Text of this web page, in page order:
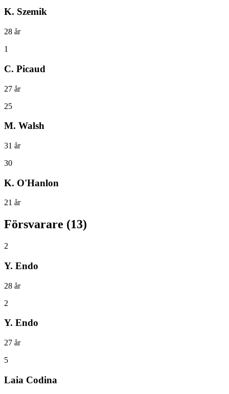
K. Szemik
28 år
1
C. Picaud
27 år
25
M. Walsh
31 år
30
K. O'Hanlon
21 år
Försvarare (13)
2
Y. Endo
28 år
2
Y. Endo
27 år
5
Laia Codina